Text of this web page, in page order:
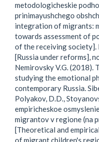
metodologicheskie
prinimayushchego
integration of migrants:
towards assessment of
of the receiving society].
[Russia under reforms],
Nemirovsky V.G.
studying the emotional
contemporary Russia.
Polyakov, D.D.,
empiricheskoe
migrantov v regione (na
[Theoretical and